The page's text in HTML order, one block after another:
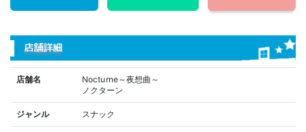
店舗詳細
店舗名
Nocturne～夜想曲～
ノクターン
ジャンル スナック